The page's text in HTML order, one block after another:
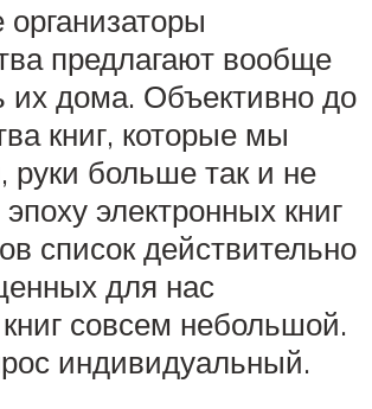
предлагают вообще
их дома. Объективно до
книг, которые мы
руки больше так и не
электронных книг
список действительно
для нас
совсем небольшой.
индивидуальный.